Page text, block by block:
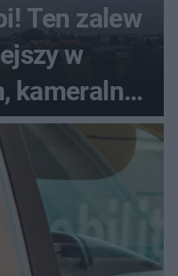
Ten zalew
w
kameralny i